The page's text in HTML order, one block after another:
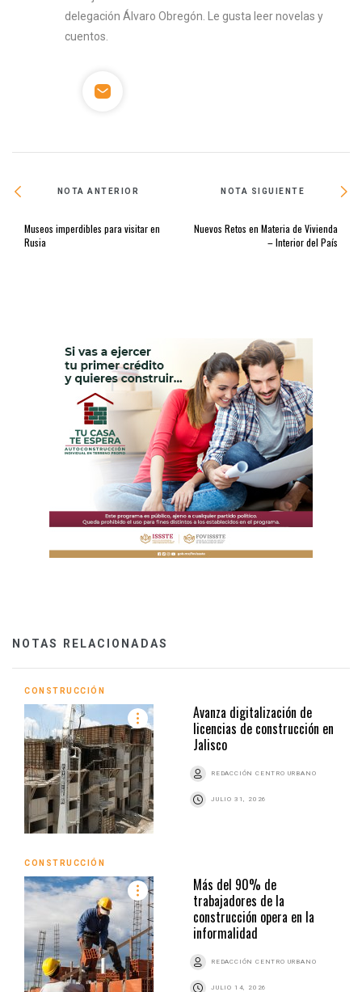
delegación Álvaro Obregón. Le gusta leer novelas y
cuentos.
NOTA ANTERIOR
Museos imperdibles para visitar en
Rusia
NOTA SIGUIENTE
Nuevos Retos en Materia de Vivienda
– Interior del País
NOTAS RELACIONADAS
CONSTRUCCIÓN
Avanza digitalización de
licencias de construcción en
Jalisco
REDACCIÓN CENTRO URBANO
JULIO 31, 2026
CONSTRUCCIÓN
Más del 90% de
trabajadores de la
construcción opera en la
informalidad
REDACCIÓN CENTRO URBANO
JULIO 14, 2026